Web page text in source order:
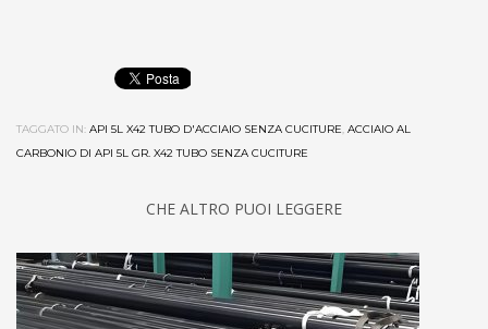
TAGGATO IN: API 5L X42 TUBO D'ACCIAIO SENZA CUCITURE, ACCIAIO AL
CARBONIO DI API 5L GR. X42 TUBO SENZA CUCITURE
CHE ALTRO PUOI LEGGERE